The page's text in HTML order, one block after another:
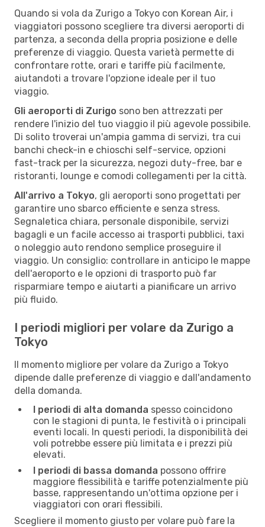
Quando si vola da Zurigo a Tokyo con Korean Air, i
viaggiatori possono scegliere tra diversi aeroporti di
partenza, a seconda della propria posizione e delle
preferenze di viaggio. Questa varietà permette di
confrontare rotte, orari e tariffe più facilmente,
aiutandoti a trovare l'opzione ideale per il tuo
viaggio.
Gli aeroporti di Zurigo sono ben attrezzati per
rendere l'inizio del tuo viaggio il più agevole possibile.
Di solito troverai un'ampia gamma di servizi, tra cui
banchi check-in e chioschi self-service, opzioni
fast-track per la sicurezza, negozi duty-free, bar e
ristoranti, lounge e comodi collegamenti per la città.
All'arrivo a Tokyo, gli aeroporti sono progettati per
garantire uno sbarco efficiente e senza stress.
Segnaletica chiara, personale disponibile, servizi
bagagli e un facile accesso ai trasporti pubblici, taxi
o noleggio auto rendono semplice proseguire il
viaggio. Un consiglio: controllare in anticipo le mappe
dell'aeroporto e le opzioni di trasporto può far
risparmiare tempo e aiutarti a pianificare un arrivo
più fluido.
I periodi migliori per volare da Zurigo a
Tokyo
Il momento migliore per volare da Zurigo a Tokyo
dipende dalle preferenze di viaggio e dall'andamento
della domanda.
I periodi di alta domanda spesso coincidono
con le stagioni di punta, le festività o i principali
eventi locali. In questi periodi, la disponibilità dei
voli potrebbe essere più limitata e i prezzi più
elevati.
I periodi di bassa domanda possono offrire
maggiore flessibilità e tariffe potenzialmente più
basse, rappresentando un'ottima opzione per i
viaggiatori con orari flessibili.
Scegliere il momento giusto per volare può fare la